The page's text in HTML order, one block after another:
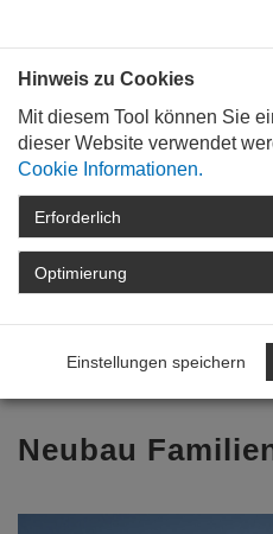
STARTSEITE
TAG DER
PROGRAMM
Zurück zur Übersicht
Neubau
Hinweis zu Cookies
Mit diesem Tool können Sie
dieser Website verwendet
Cookie Informationen.
Erforderlich
Optimierung
Einstellungen speichern